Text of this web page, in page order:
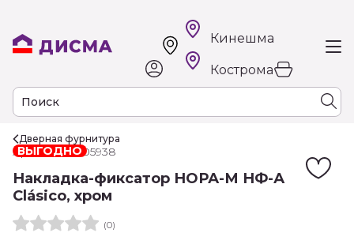
Кинешма
Кострома
Дверная фурнитура
ВЫГОДНО
Арт. РТ-00005938
Накладка-фиксатор НОРА-М НФ-А
Clásico, хром
(0)